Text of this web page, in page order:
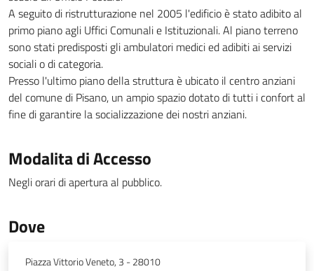
A seguito di ristrutturazione nel 2005 l'edificio è stato adibito al
primo piano agli Uffici Comunali e Istituzionali. Al piano terreno
sono stati predisposti gli ambulatori medici ed adibiti ai servizi
sociali o di categoria.
Presso l'ultimo piano della struttura è ubicato il centro anziani
del comune di Pisano, un ampio spazio dotato di tutti i confort al
fine di garantire la socializzazione dei nostri anziani.
Modalita di Accesso
Negli orari di apertura al pubblico.
Dove
Piazza Vittorio Veneto, 3 - 28010